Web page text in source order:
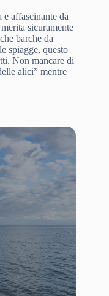
e affascinante da
sicuramente
barche da
spiagge, questo
Non mancare di
alici” mentre